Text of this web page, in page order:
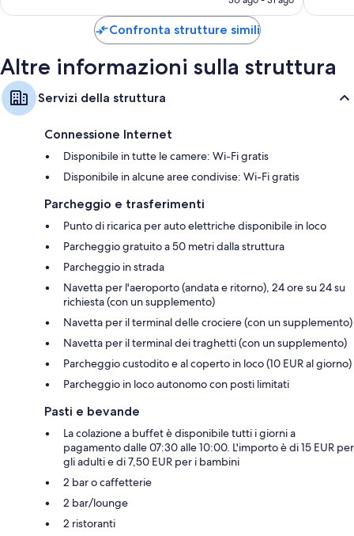
Bagni con docce e set di cortesia
TV a schermo piatto da 40 pollici con canali satellitari
Guardaroba o armadi, servizio babysitter in camera (a pagamento) e
pulizie giornaliere
148 €
Confronta strutture simili
Altre informazioni sulla struttura
Servizi della struttura
Connessione Internet
Disponibile in tutte le camere: Wi-Fi gratis
Disponibile in alcune aree condivise: Wi-Fi gratis
Parcheggio e trasferimenti
Punto di ricarica per auto elettriche disponibile in loco
Parcheggio gratuito a 50 metri dalla struttura
Parcheggio in strada
Navetta per l'aeroporto (andata e ritorno), 24 ore su 24 su
richiesta (con un supplemento)
Navetta per il terminal delle crociere (con un supplemento)
Navetta per il terminal dei traghetti (con un supplemento)
Parcheggio custodito e al coperto in loco (10 EUR al giorno)
Parcheggio in loco autonomo con posti limitati
Pasti e bevande
La colazione a buffet è disponibile tutti i giorni a
pagamento dalle 07:30 alle 10:00. L'importo è di 15 EUR per
gli adulti e di 7,50 EUR per i bambini
2 bar o caffetterie
2 bar/lounge
2 ristoranti